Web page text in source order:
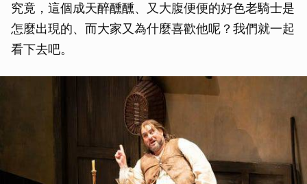
究竟，這個成天醉醺醺、又大腹便便的好色老騎士是
怎麼出現的、而大家又為什麼喜歡他呢？我們就一起
看下去吧。